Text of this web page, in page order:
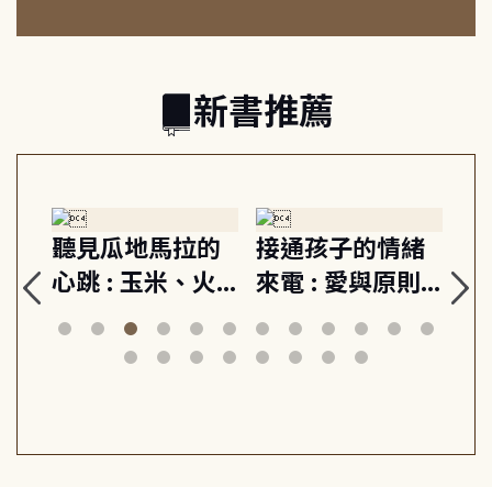
新書推薦
聽見瓜地馬拉的
心跳 : 玉米、火
山與信仰, 外交官
筆下的現代馬雅
接通孩子的情緒
來電 : 愛與原則,
建立教養的安定
節奏 22個行動練
關